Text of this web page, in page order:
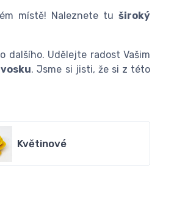
místě! Naleznete tuširoký
Udělejte radost Vašim
. Jsme si jisti, že si z této
Květinové